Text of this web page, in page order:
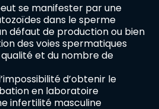
se manifester par une
dans le sperme
défaut de production ou bien
des voies spermatiques
et du nombre de
d’obtenir le
en laboratoire
infertilité masculine